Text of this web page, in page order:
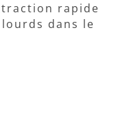
rapide
dans le